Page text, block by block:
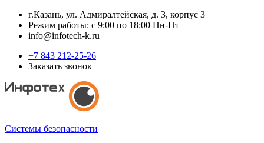
г.Казань, ул. Адмиралтейская, д. 3, корпус 3
Режим работы: с 9:00 по 18:00 Пн-Пт
info@infotech-k.ru
+7 843 212-25-26
Заказать звонок
Системы безопасности